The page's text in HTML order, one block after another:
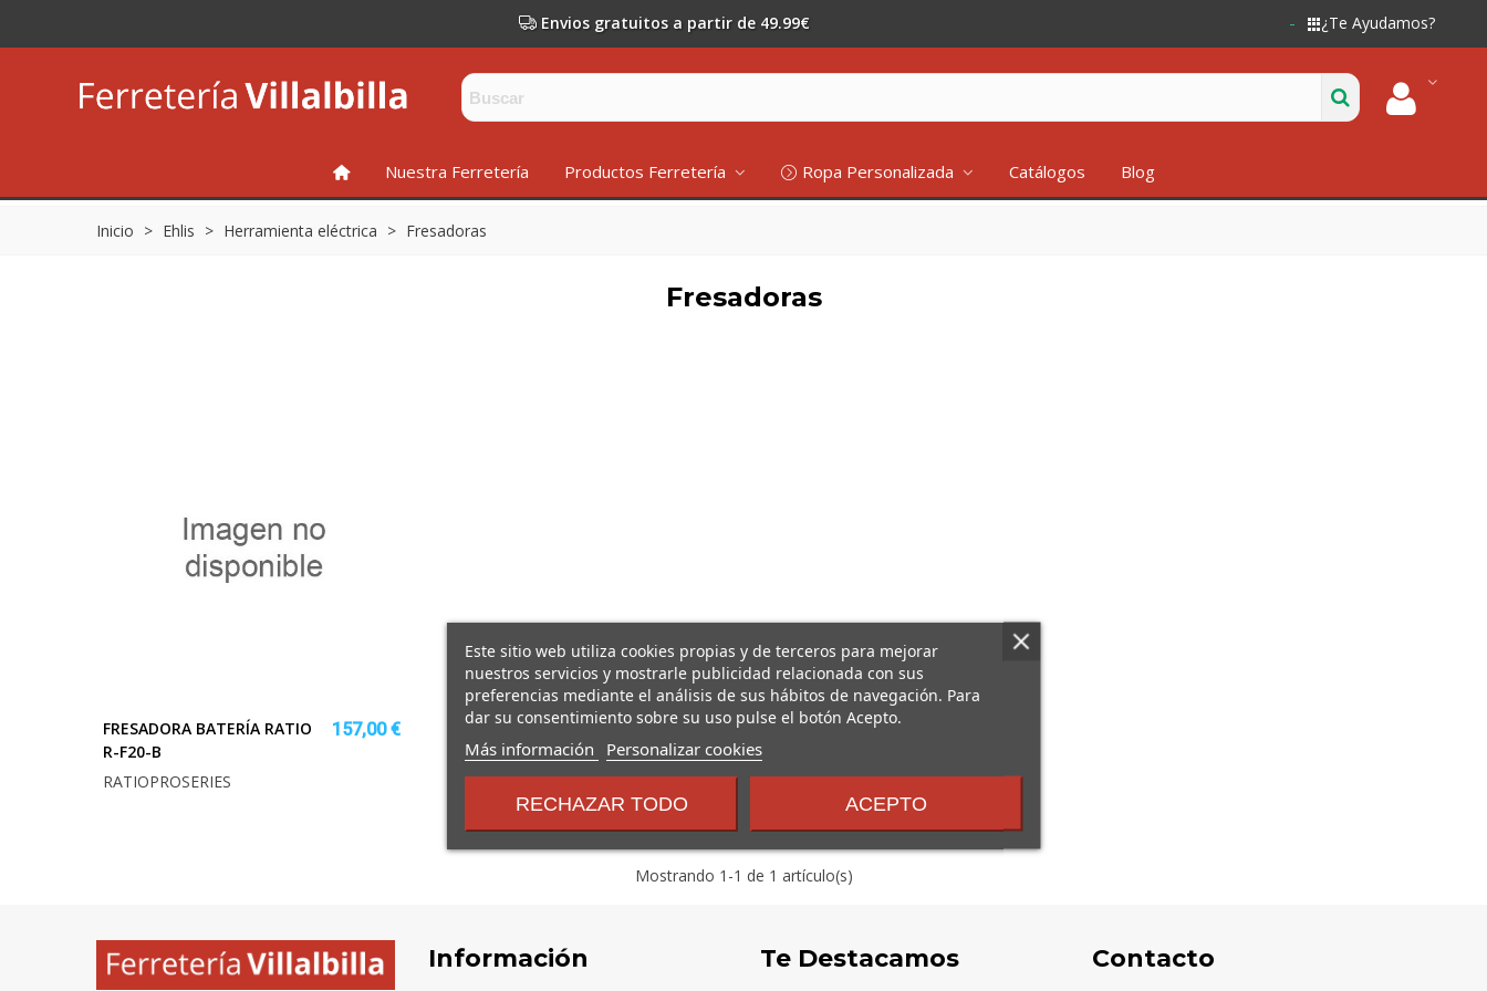
Envios gratuitos a partir de 49.99€ ¿Te Ayudamos?
INICIONuestra Ferretería Productos Ferretería Ropa Personalizada Catálogos Blog
Inicio > Ehlis > Herramienta eléctrica > Fresadoras
Fresadoras
FRESADORA BATERÍA RATIO
R-F20-B
157,00 €
RATIOPROSERIES
Mostrando 1 -1 de 1 artículo(s)
Información Te Destacamos Contacto
Este sitio web utiliza cookies propias y de terceros para mejorar
nuestros servicios y mostrarle publicidad relacionada con sus
preferencias mediante el análisis de sus hábitos de navegación. Para
dar su consentimiento sobre su uso pulse el botón Acepto.
Más información
sobre
y
condiciones
Personalizar cookies
RECHAZAR TODO ACEPTO